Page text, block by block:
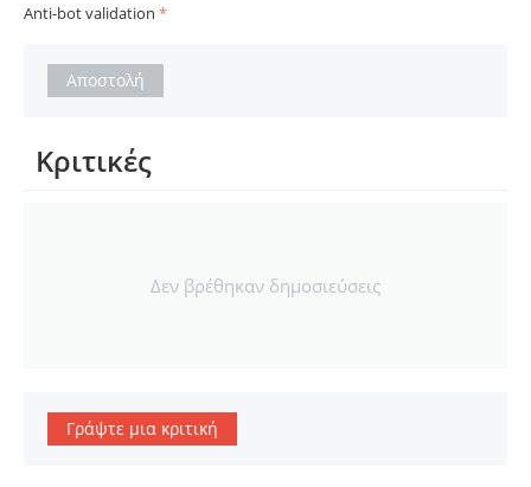
Anti-bot validation
Αποστολή
Κριτικές
Δεν βρέθηκαν δημοσιεύσεις
Γράψτε μια κριτική